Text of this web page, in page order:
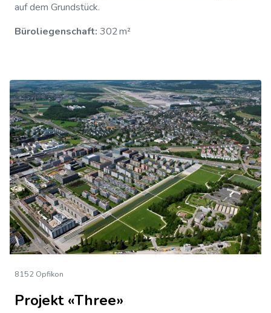
auf dem Grundstück.
Büroliegenschaft: 302 m²
8152 Opfikon
Projekt «Three»